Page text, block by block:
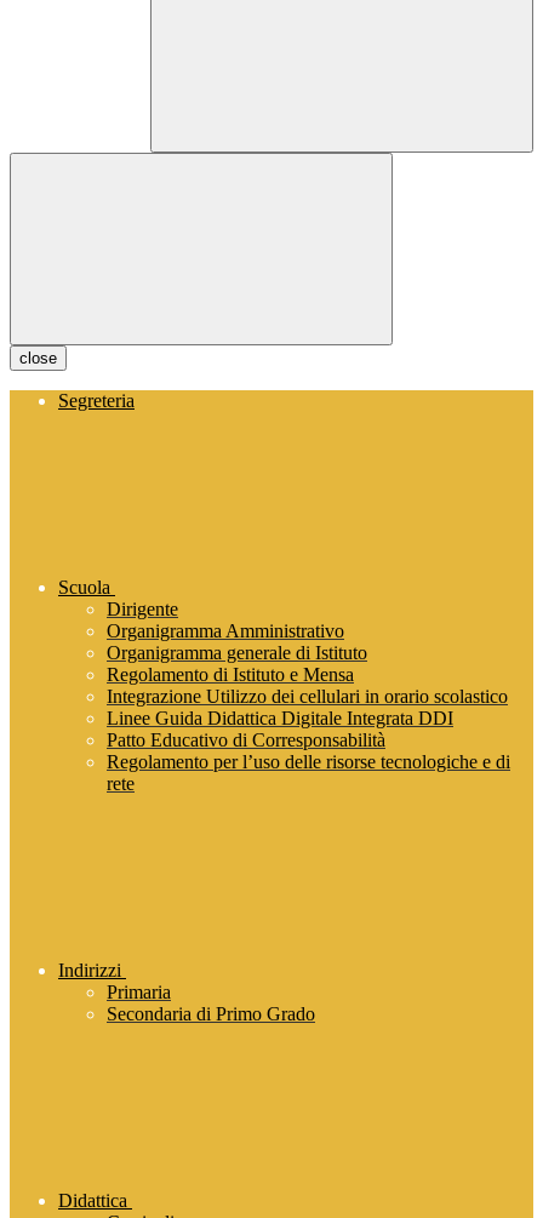
close
Segreteria
Scuola
Dirigente
Organigramma Amministrativo
Organigramma generale di Istituto
Regolamento di Istituto e Mensa
Integrazione Utilizzo dei cellulari in orario scolastico
Linee Guida Didattica Digitale Integrata DDI
Patto Educativo di Corresponsabilità
Regolamento per l’uso delle risorse tecnologiche e di
rete
Indirizzi
Primaria
Secondaria di Primo Grado
Didattica